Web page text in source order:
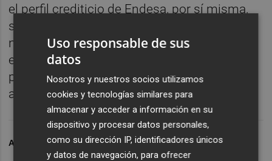
el perfil crediticio de Endesa, por sí misma,
se deteriorara significativamente desde su
nivel actual, ya sea por un deterioro del
entorno operativo del negocio doméstico o
por la introducción de un mayor
apalancamiento en su estructura de capital.
ARCHIVADO EN MOODY'S ENDESA ENDESA
Uso responsable de sus
datos
Nosotros y nuestros socios utilizamos
cookies y tecnologías similares para
almacenar y acceder a información en su
dispositivo y procesar datos personales,
como su dirección IP, identificadores únicos
y datos de navegación, para ofrecer